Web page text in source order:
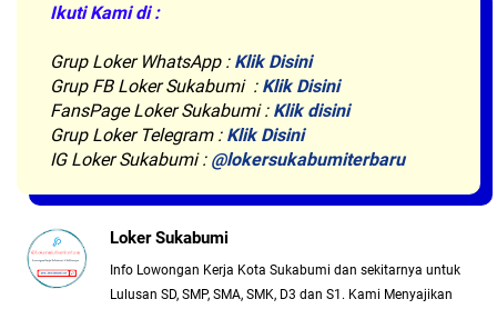
Ikuti Kami di :
Grup Loker WhatsApp : Klik Disini
Grup FB Loker Sukabumi : Klik Disini
FansPage Loker Sukabumi : Klik disini
Grup Loker Telegram : Klik Disini
IG Loker Sukabumi : @lokersukabumiterbaru
Loker Sukabumi
Info Lowongan Kerja Kota Sukabumi dan sekitarnya untuk
Lulusan SD, SMP, SMA, SMK, D3 dan S1. Kami Menyajikan